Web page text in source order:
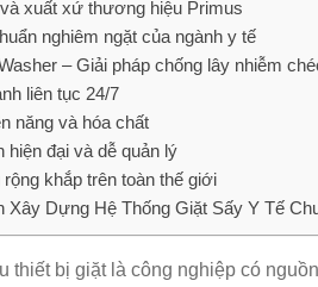
xuất xứ thương hiệu Primus
nghiêm ngặt của ngành y tế
– Giải pháp chống lây nhiễm
liên tục 24/7
năng và hóa chất
hiện đại và dễ quản lý
khắp trên toàn thế giới
Dựng Hệ Thống Giặt Sấy Y Tế
thiết bị giặt là công nghiệp có